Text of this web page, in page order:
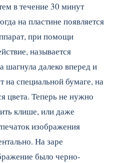
в течение 30 минут
на пластине появляется
при помощи
называется
шагнула далеко вперед и
на специальной бумаге, на
цвета. Теперь не нужно
клише, или даже
изображения
На заре
было черно-